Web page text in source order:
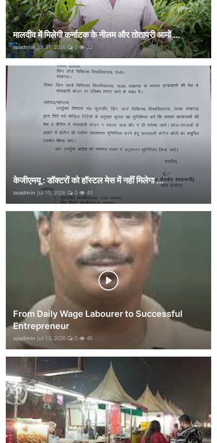
मालदीव में मिलेगी कर्नाटक के नीलम और तोतापरी आमों ...
suadmin Jul 31, 2026 0 22
केजीएमयू : डॉक्टरों को हॉस्टल मेस में नहीं मिलेगा ...
suadmin Jul 15, 2026 0 43
From Daily Wage Labourer to Successful
Entrepreneur
suadmin Jul 13, 2026 0 45